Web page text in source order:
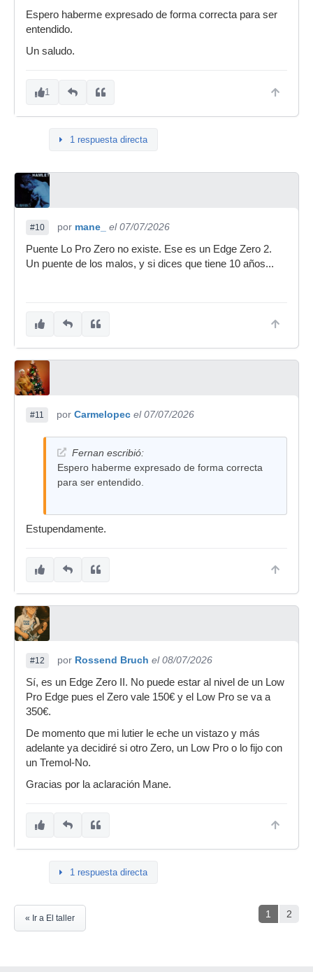
Espero haberme expresado de forma correcta para ser
entendido.
Un saludo.
1
1 respuesta directa
#10 por mane_
el 07/07/2026
Puente Lo Pro Zero no existe. Ese es un Edge Zero 2.
Un puente de los malos, y si dices que tiene 10 años...
#11 por Carmelopec el 07/07/2026
Fernan escribió:
Espero haberme expresado de forma correcta
para ser entendido.
Estupendamente.
#12 por Rossend Bruch el 08/07/2026
Sí, es un Edge Zero II. No puede estar al nivel de un Low
Pro Edge pues el Zero vale 150€ y el Low Pro se va a
350€.
De momento que mi lutier le eche un vistazo y más
adelante ya decidiré si otro Zero, un Low Pro o lo fijo con
un Tremol-No.
Gracias por la aclaración Mane.
1 respuesta directa
1 2
« Ir a El taller